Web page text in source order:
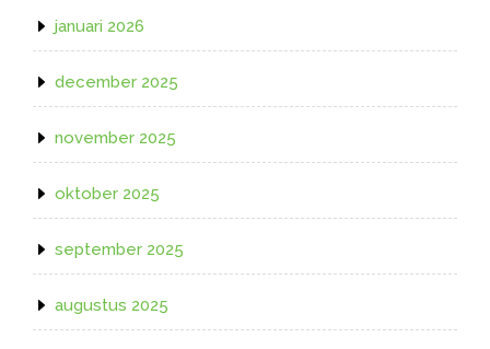
januari 2026
december 2025
november 2025
oktober 2025
september 2025
augustus 2025